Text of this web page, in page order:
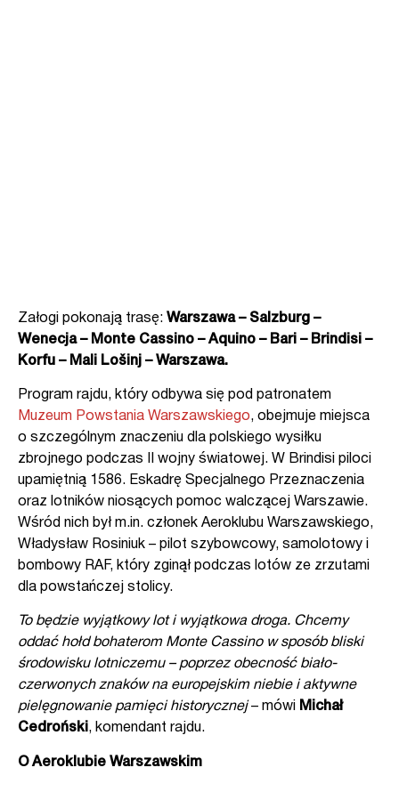
Załogi pokonają trasę: Warszawa – Salzburg –
Wenecja – Monte Cassino – Aquino – Bari – Brindisi –
Korfu – Mali Lošinj – Warszawa.
Program rajdu, który odbywa się pod patronatem
Muzeum Powstania Warszawskiego, obejmuje miejsca
o szczególnym znaczeniu dla polskiego wysiłku
zbrojnego podczas II wojny światowej. W Brindisi piloci
upamiętnią 1586. Eskadrę Specjalnego Przeznaczenia
oraz lotników niosących pomoc walczącej Warszawie.
Wśród nich był m.in. członek Aeroklubu Warszawskiego,
Władysław Rosiniuk – pilot szybowcowy, samolotowy i
bombowy RAF, który zginął podczas lotów ze zrzutami
dla powstańczej stolicy.
To będzie wyjątkowy lot i wyjątkowa droga. Chcemy
oddać hołd bohaterom Monte Cassino w sposób bliski
środowisku lotniczemu – poprzez obecność biało-
czerwonych znaków na europejskim niebie i aktywne
pielęgnowanie pamięci historycznej– mówi
Michał
Cedroński , komendant rajdu.
O Aeroklubie Warszawskim